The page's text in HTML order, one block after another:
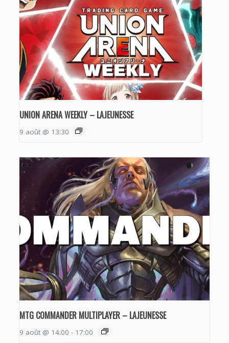
UNION ARENA WEEKLY – LAJEUNESSE
9 août @ 13:30
MTG COMMANDER MULTIPLAYER – LAJEUNESSE
9 août @ 14:00 - 17:00